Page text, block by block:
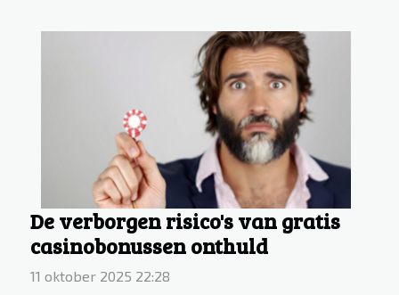
De verborgen risico's van gratis
casinobonussen onthuld
11 oktober 2025 22:28